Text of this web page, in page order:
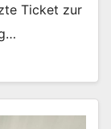
Ticket zur